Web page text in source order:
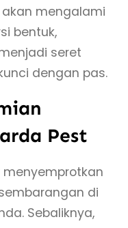
akan mengalami
bentuk,
seret
dengan pas.
Pest
di
Sebaliknya,